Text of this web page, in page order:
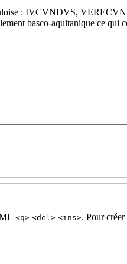
: IVCVNDVS,
basco-aquitanique ce qui
<q> <del> <ins>. Pour créer